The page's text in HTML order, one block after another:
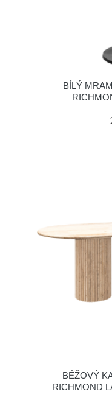
BÍLÝ
BÉŽOVÝ
RICHMOND